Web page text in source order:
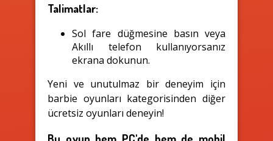
Talimatlar:
Sol fare düğmesine basın veya
Akıllı telefon kullanıyorsanız
ekrana dokunun.
Yeni ve unutulmaz bir deneyim için
barbie oyunları kategorisinden diğer
ücretsiz oyunları deneyin!